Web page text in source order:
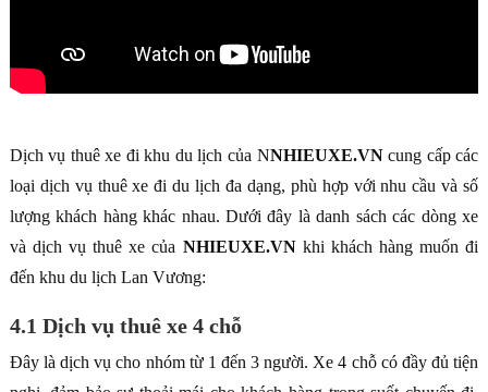
Dịch vụ thuê xe đi khu du lịch của NNHIEUXE.VNcung cấp các
loại dịch vụ thuê xe đi du lịch đa dạng, phù hợp với nhu cầu và số
lượng khách hàng khác nhau. Dưới đây là danh sách các dòng xe
và dịch vụ thuê xe của NHIEUXE.VNkhi khách hàng muốn đi
đến khu du lịch Lan Vương:
4.1 Dịch vụ thuê xe 4 chỗ
Đây là dịch vụ cho nhóm từ 1 đến 3 người. Xe 4 chỗ có đầy đủ tiện